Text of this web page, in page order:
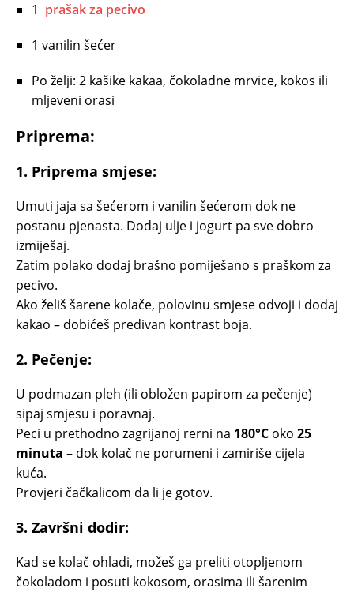
1 prašak za pecivo
1 vanilin šećer
Po želji: 2 kašike kakaa, čokoladne mrvice, kokos ili
mljeveni orasi
Priprema:
1. Priprema smjese:
Umuti jaja sa šećerom i vanilin šećerom dok ne
postanu pjenasta. Dodaj ulje i jogurt pa sve dobro
izmiješaj.
Zatim polako dodaj brašno pomiješano s praškom za
pecivo.
Ako želiš šarene kolače, polovinu smjese odvoji i dodaj
kakao – dobićeš predivan kontrast boja.
2. Pečenje:
U podmazan pleh (ili obložen papirom za pečenje)
sipaj smjesu i poravnaj.
Peci u prethodno zagrijanoj rerni na 180°C oko 25
minuta – dok kolač ne porumeni i zamiriše cijela
kuća.
Provjeri čačkalicom da li je gotov.
3. Završni dodir:
Kad se kolač ohladi, možeš ga preliti otopljenom
čokoladom i posuti kokosom, orasima ili šarenim